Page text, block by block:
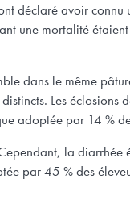
déclaré avoir
une mortalité
dans le même
Les
adoptée par 14 %
la
par 45 % des